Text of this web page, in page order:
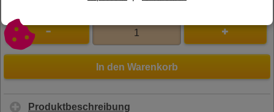
In den Warenkorb
Produktbeschreibung